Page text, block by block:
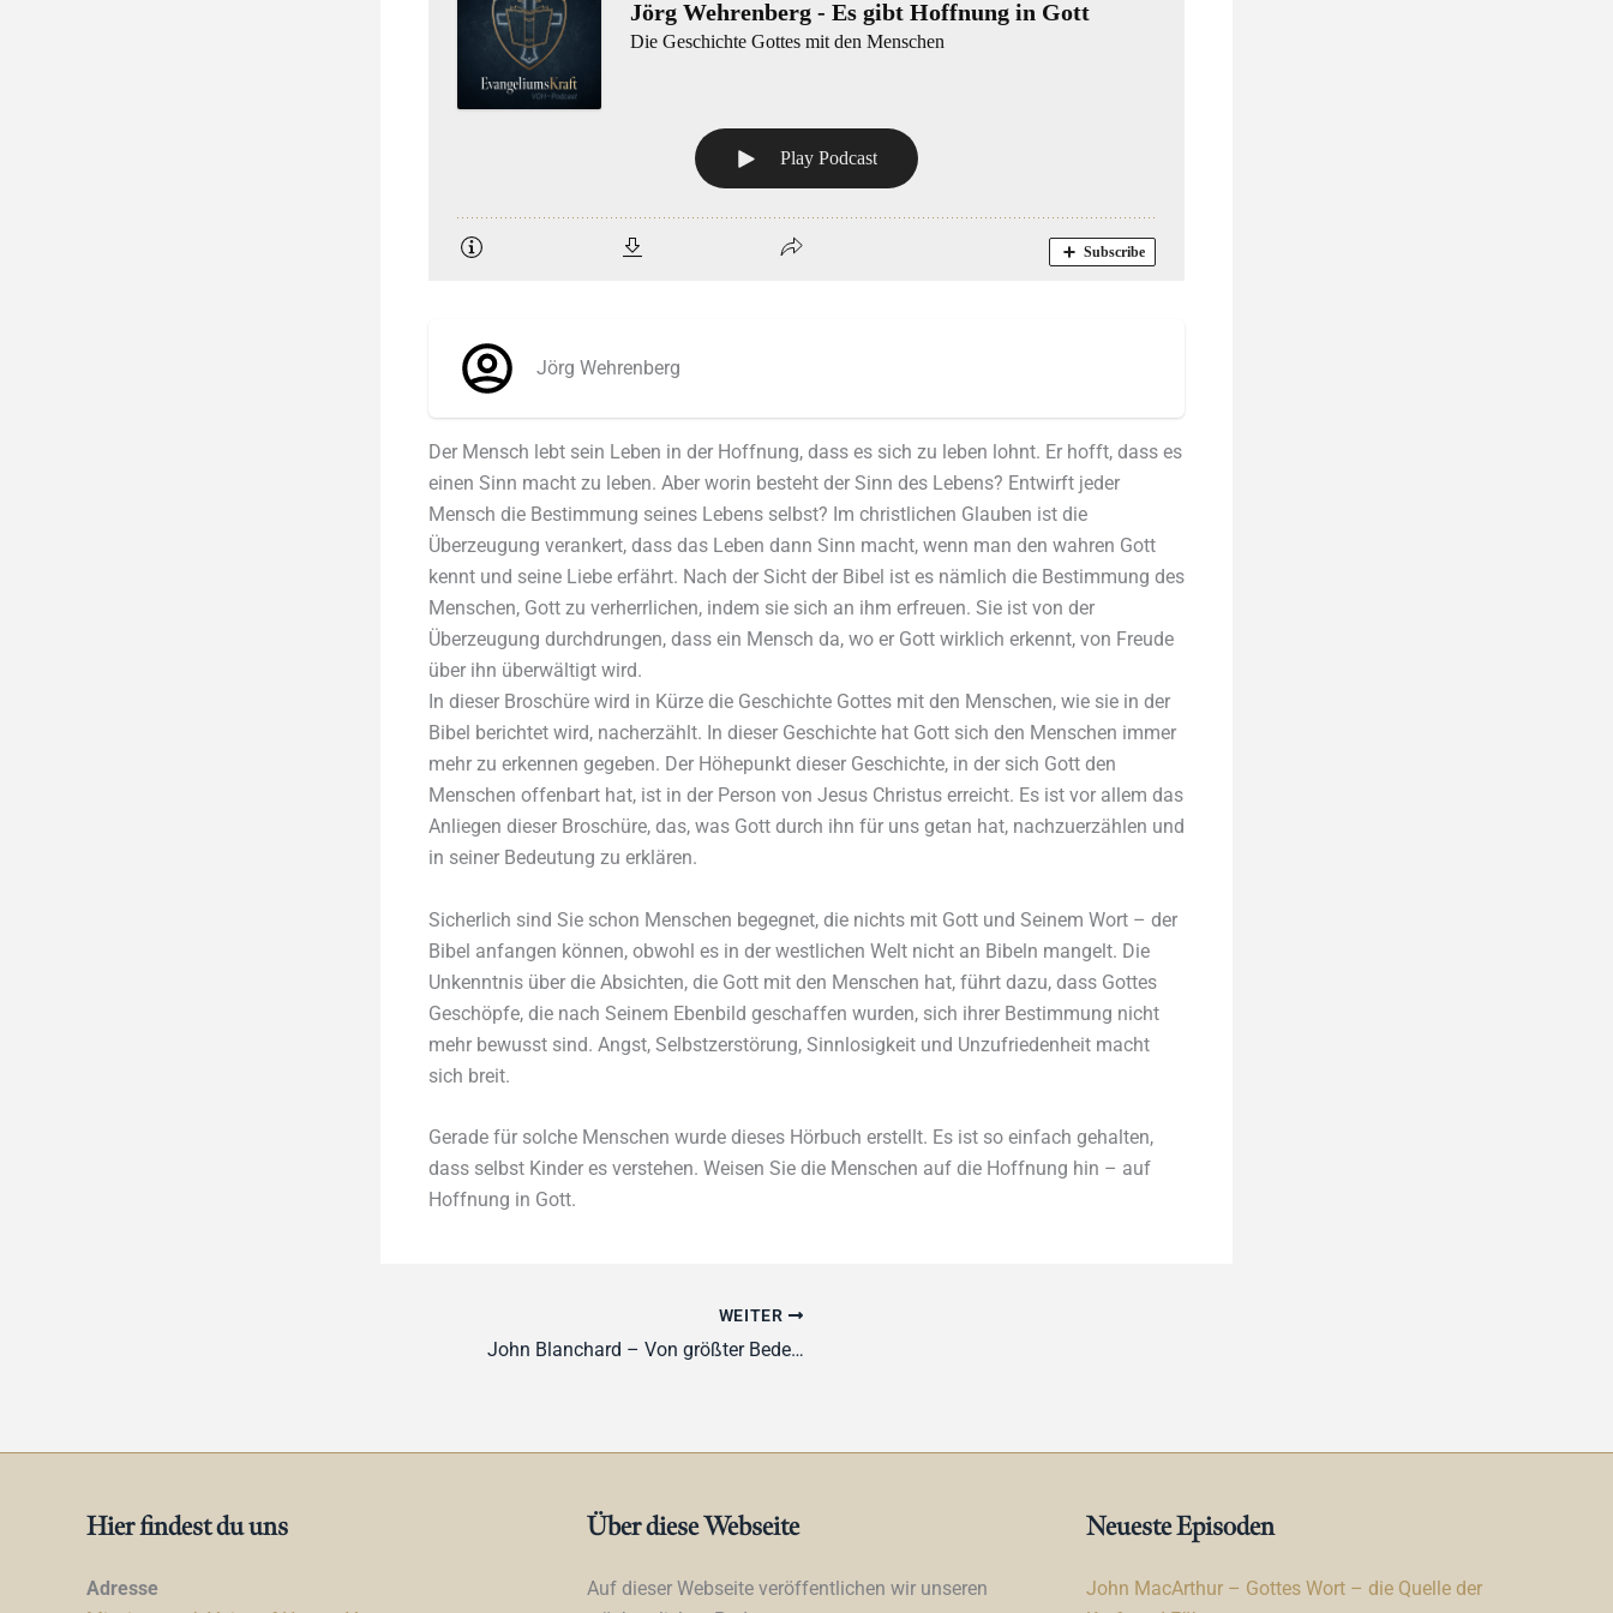
Jörg Wehrenberg
Der Mensch lebt sein Leben in der Hoffnung, dass es sich zu leben lohnt. Er hofft, dass es
einen Sinn macht zu leben. Aber worin besteht der Sinn des Lebens? Entwirft jeder
Mensch die Bestimmung seines Lebens selbst? Im christlichen Glauben ist die
Überzeugung verankert, dass das Leben dann Sinn macht, wenn man den wahren Gott
kennt und seine Liebe erfährt. Nach der Sicht der Bibel ist es nämlich die Bestimmung des
Menschen, Gott zu verherrlichen, indem sie sich an ihm erfreuen. Sie ist von der
Überzeugung durchdrungen, dass ein Mensch da, wo er Gott wirklich erkennt, von Freude
über ihn überwältigt wird.
In dieser Broschüre wird in Kürze die Geschichte Gottes mit den Menschen, wie sie in der
Bibel berichtet wird, nacherzählt. In dieser Geschichte hat Gott sich den Menschen immer
mehr zu erkennen gegeben. Der Höhepunkt dieser Geschichte, in der sich Gott den
Menschen offenbart hat, ist in der Person von Jesus Christus erreicht. Es ist vor allem das
Anliegen dieser Broschüre, das, was Gott durch ihn für uns getan hat, nachzuerzählen und
in seiner Bedeutung zu erklären.
Sicherlich sind Sie schon Menschen begegnet, die nichts mit Gott und Seinem Wort – der
Bibel anfangen können, obwohl es in der westlichen Welt nicht an Bibeln mangelt. Die
Unkenntnis über die Absichten, die Gott mit den Menschen hat, führt dazu, dass Gottes
Geschöpfe, die nach Seinem Ebenbild geschaffen wurden, sich ihrer Bestimmung nicht
mehr bewusst sind. Angst, Selbstzerstörung, Sinnlosigkeit und Unzufriedenheit macht
sich breit.
Gerade für solche Menschen wurde dieses Hörbuch erstellt. Es ist so einfach gehalten,
dass selbst Kinder es verstehen. Weisen Sie die Menschen auf die Hoffnung hin – auf
Hoffnung in Gott.
WEITER
John Blanchard – Von größter Bedeutung
Hier findest du uns
Adresse
Über diese Webseite
Auf dieser Webseite veröffentlichen wir unseren
Neueste Episoden
John MacArthur – Gottes Wort – die Quelle der